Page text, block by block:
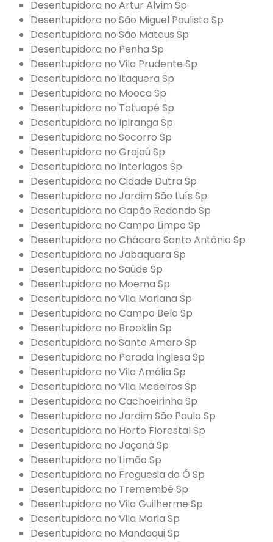
Desentupidora no Artur Alvim Sp
Desentupidora no São Miguel Paulista Sp
Desentupidora no São Mateus Sp
Desentupidora no Penha Sp
Desentupidora no Vila Prudente Sp
Desentupidora no Itaquera Sp
Desentupidora no Mooca Sp
Desentupidora no Tatuapé Sp
Desentupidora no Ipiranga Sp
Desentupidora no Socorro Sp
Desentupidora no Grajaú Sp
Desentupidora no Interlagos Sp
Desentupidora no Cidade Dutra Sp
Desentupidora no Jardim São Luís Sp
Desentupidora no Capão Redondo Sp
Desentupidora no Campo Limpo Sp
Desentupidora no Chácara Santo Antônio Sp
Desentupidora no Jabaquara Sp
Desentupidora no Saúde Sp
Desentupidora no Moema Sp
Desentupidora no Vila Mariana Sp
Desentupidora no Campo Belo Sp
Desentupidora no Brooklin Sp
Desentupidora no Santo Amaro Sp
Desentupidora no Parada Inglesa Sp
Desentupidora no Vila Amália Sp
Desentupidora no Vila Medeiros Sp
Desentupidora no Cachoeirinha Sp
Desentupidora no Jardim São Paulo Sp
Desentupidora no Horto Florestal Sp
Desentupidora no Jaçanã Sp
Desentupidora no Limão Sp
Desentupidora no Freguesia do Ó Sp
Desentupidora no Tremembé Sp
Desentupidora no Vila Guilherme Sp
Desentupidora no Vila Maria Sp
Desentupidora no Mandaqui Sp